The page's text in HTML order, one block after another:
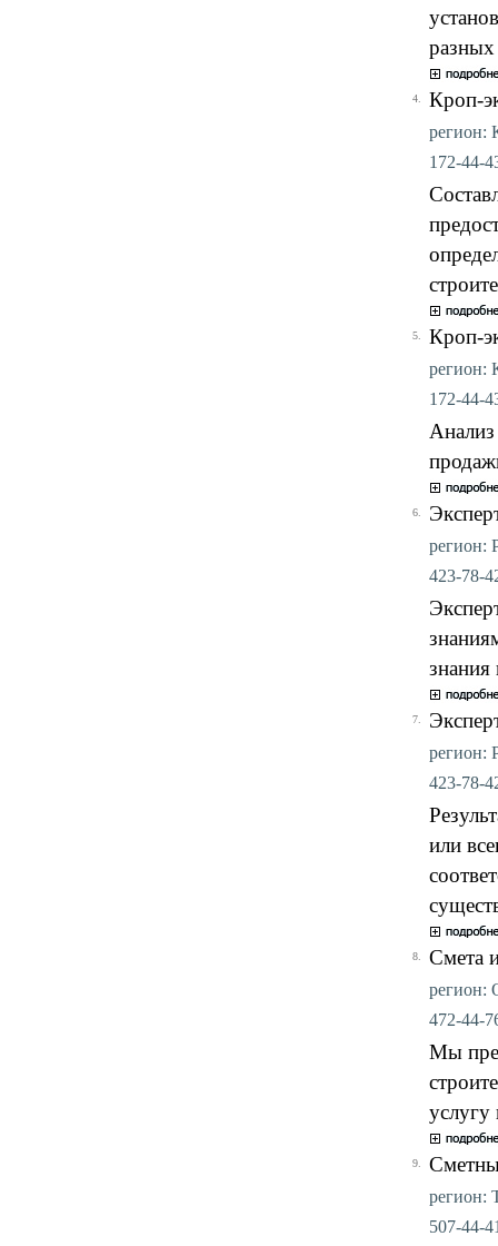
разных
4. Кроп-
регион:
172-44-
5. Кроп-
регион:
172-44-
6.
регион:
423-78-
знания
7.
регион:
423-78-
или
8. Смета
регион:
472-44-
Мы
услугу
9.
регион:
507-44-